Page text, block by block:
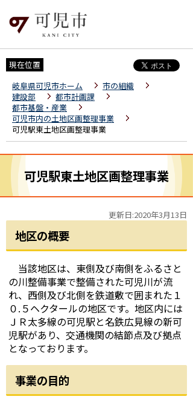
現在位置
岐阜県可児市ホーム
市の組織
建設部
都市計画課
都市基盤・産業
可児市内の土地区画整理事業
可児駅東土地区画整理事業
可児駅東土地区画整理事業
更新日:2020年3月13日
地区の概要
当該地区は、東側及び南側をふるさと
の川整備事業で整備された可児川が流
れ、西側及び北側を鉄道敷で囲まれた１
０.５ヘクタールの地区です。地区内には
ＪＲ太多線の可児駅と名鉄広見線の新可
児駅があり、交通機関の結節点及び拠点
となっております。
事業の目的